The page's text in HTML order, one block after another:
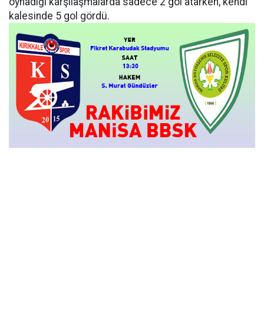
kalesinde 5 gol gördü.